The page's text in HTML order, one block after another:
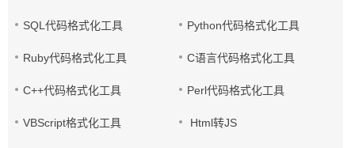
SQL代码格式化工具 Python代码格式化工具
Ruby代码格式化工具 C语言代码格式化工具
C++代码格式化工具 Perl代码格式化工具
VBScript格式化工具 Html转JS